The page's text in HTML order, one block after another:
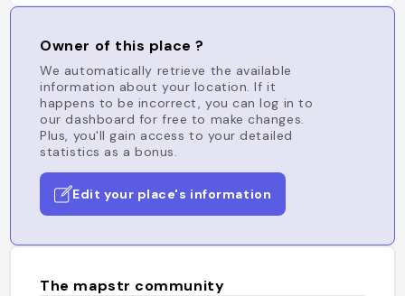
Owner of this place ?
We automatically retrieve the available
information about your location. If it
happens to be incorrect, you can log in to
our dashboard for free to make changes.
Plus, you'll gain access to your detailed
statistics as a bonus.
Edit your place's information
The mapstr community